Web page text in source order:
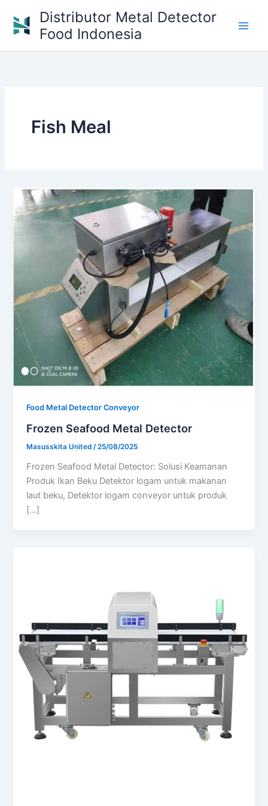
content
Distributor Metal Detector
Food Indonesia
Fish Meal
Food Metal Detector Conveyor
Frozen Seafood Metal Detector
Masusskita United/25/08/2025
Frozen Seafood Metal Detector: Solusi Keamanan
Produk Ikan Beku Detektor logam untuk makanan
laut beku, Detektor logam conveyor untuk produk
[…]